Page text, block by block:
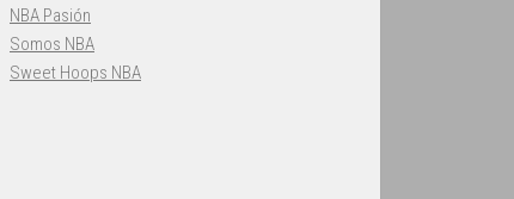
NBA Pasión
Somos NBA
Sweet Hoops NBA